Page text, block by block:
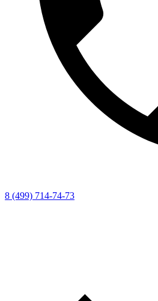
8 (499) 714-74-73